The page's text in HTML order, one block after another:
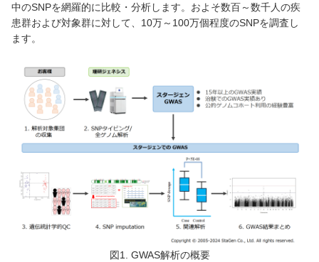
中のSNPを網羅的に比較・分析します。およそ数百～数千人の疾
患群および対象群に対して、10万～100万個程度のSNPを調査し
ます。
図1. GWAS解析の概要